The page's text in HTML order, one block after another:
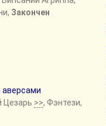
Закончен
аверсами
Цезарь >>, Фэнтези,